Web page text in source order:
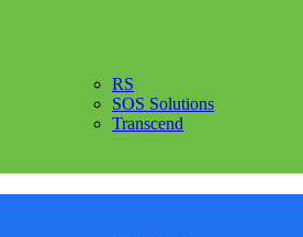
RS
SOS Solutions
Transcend